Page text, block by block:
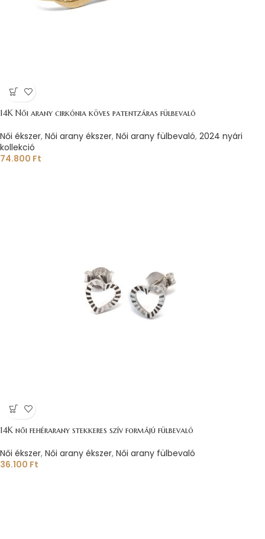
14K Női arany cirkónia köves patentzáras fülbevaló
Női ékszer, Női arany ékszer, Női arany fülbevaló, 2024 nyári
kollekció
74.800 Ft
14K női fehérarany stekkeres szív formájú fülbevaló
Női ékszer, Női arany ékszer, Női arany fülbevaló
36.100 Ft